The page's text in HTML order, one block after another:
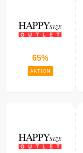
65%
AKTION